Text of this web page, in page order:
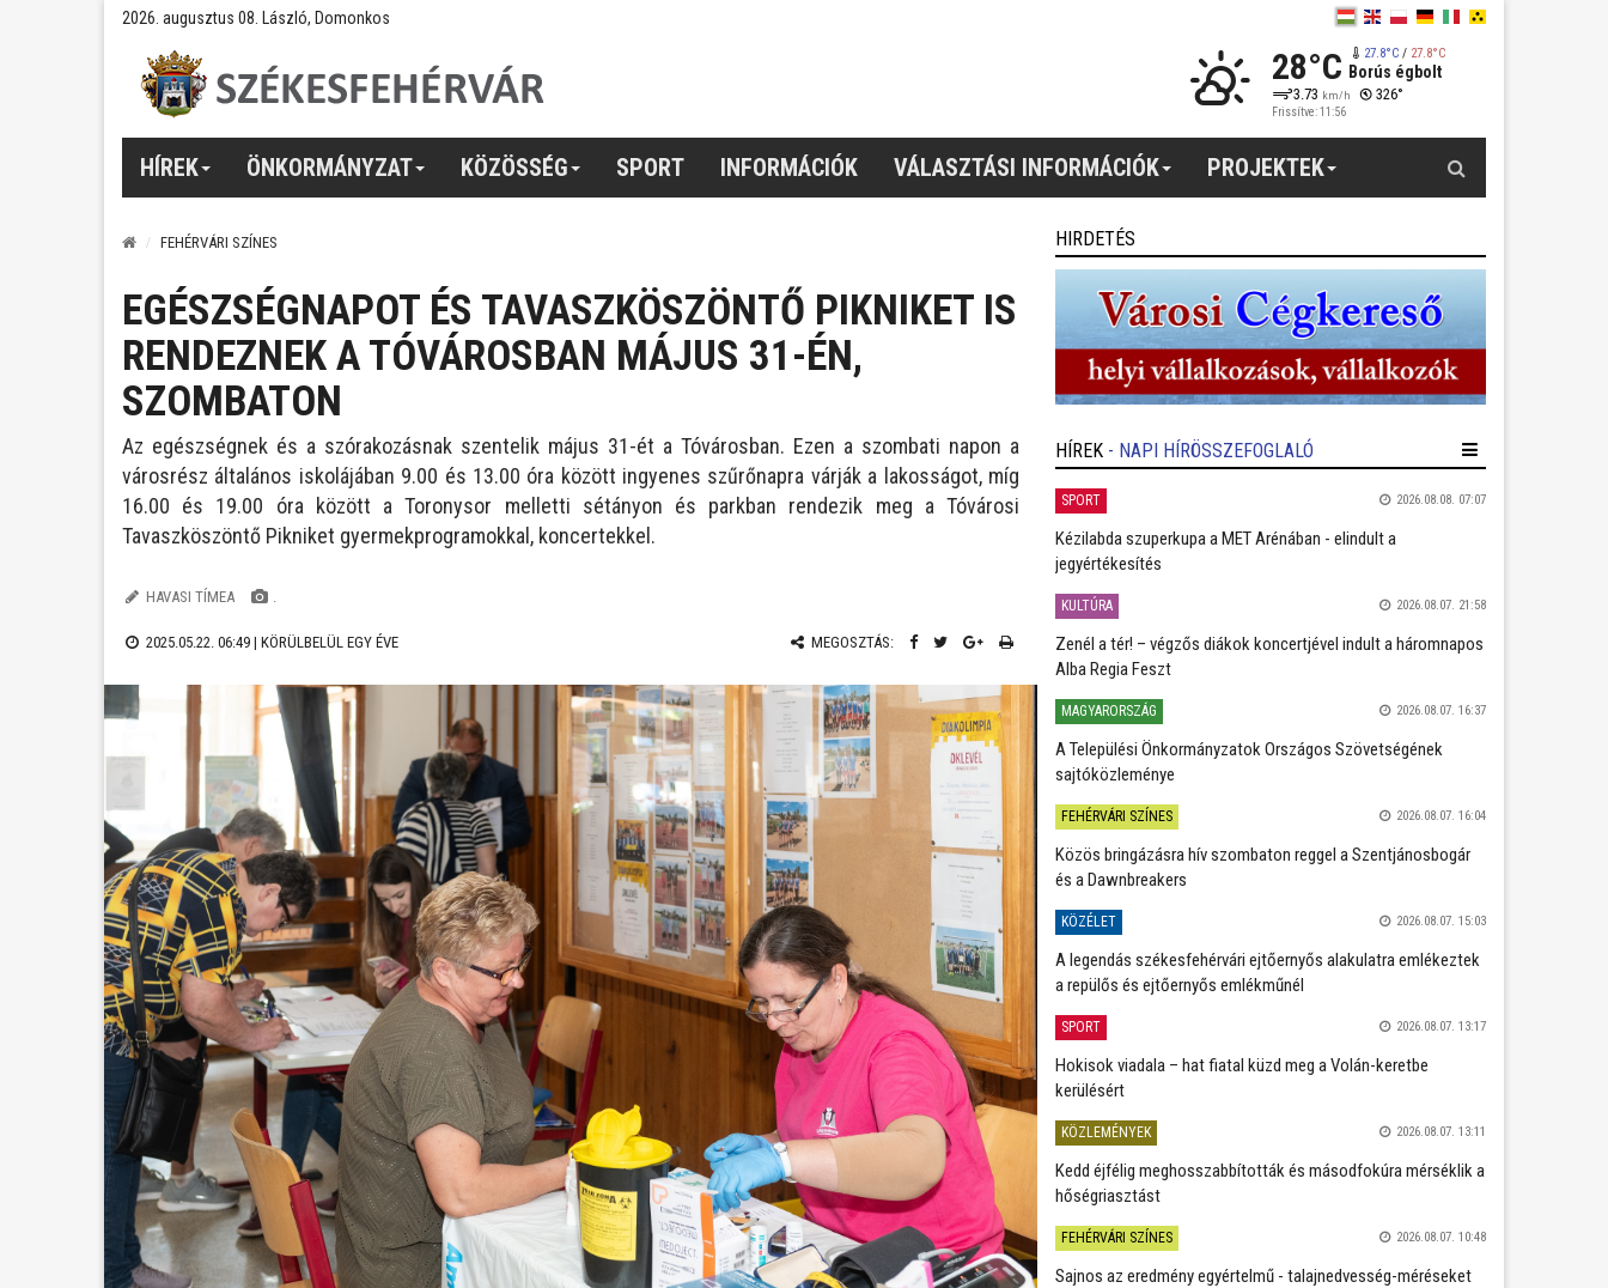
2026. augusztus 08. László, Domonkos
28°C 27.8°C/ 27.8°C
Borús égbolt
3.73 km/h 326°
Frissítve: 11:56
HÍREK ÖNKORMÁNYZAT KÖZÖSSÉG SPORT INFORMÁCIÓK VÁLASZTÁSI INFORMÁCIÓK PROJEKTEK
FEHÉRVÁRI SZÍNES
EGÉSZSÉGNAPOT ÉS TAVASZKÖSZÖNTŐ PIKNIKET IS
RENDEZNEK A TÓVÁROSBAN MÁJUS 31-ÉN,
SZOMBATON
Az egészségnek és a szórakozásnak szentelik május 31-ét a Tóvárosban. Ezen a szombati napon a
városrész általános iskolájában 9.00 és 13.00 óra között ingyenes szűrőnapra várják a lakosságot, míg
16.00 és 19.00 óra között a Toronysor melletti sétányon és parkban rendezik meg a Tóvárosi
Tavaszköszöntő Pikniket gyermekprogramokkal, koncertekkel.
HAVASI TÍMEA .
2025.05.22. 06:49 | KÖRÜLBELÜL EGY ÉVE MEGOSZTÁS:
HIRDETÉS
HÍREK - NAPI HÍRÖSSZEFOGLALÓ
SPORT 2026.08.08. 07:07
Kézilabda szuperkupa a MET Arénában - elindult a
jegyértékesítés
KULTÚRA 2026.08.07. 21:58
Zenél a tér! – végzős diákok koncertjével indult a háromnapos
Alba Regia Feszt
MAGYARORSZÁG 2026.08.07. 16:37
A Települési Önkormányzatok Országos Szövetségének
sajtóközleménye
FEHÉRVÁRI SZÍNES 2026.08.07. 16:04
Közös bringázásra hív szombaton reggel a Szentjánosbogár
és a Dawnbreakers
KÖZÉLET 2026.08.07. 15:03
A legendás székesfehérvári ejtőernyős alakulatra emlékeztek
a repülős és ejtőernyős emlékműnél
SPORT 2026.08.07. 13:17
Hokisok viadala – hat fiatal küzd meg a Volán-keretbe
kerülésért
KÖZLEMÉNYEK 2026.08.07. 13:11
Kedd éjfélig meghosszabbították és másodfokúra mérséklik a
hőségriasztást
FEHÉRVÁRI SZÍNES 2026.08.07. 10:48
Sajnos az eredmény egyértelmű - talajnedvesség-méréseket